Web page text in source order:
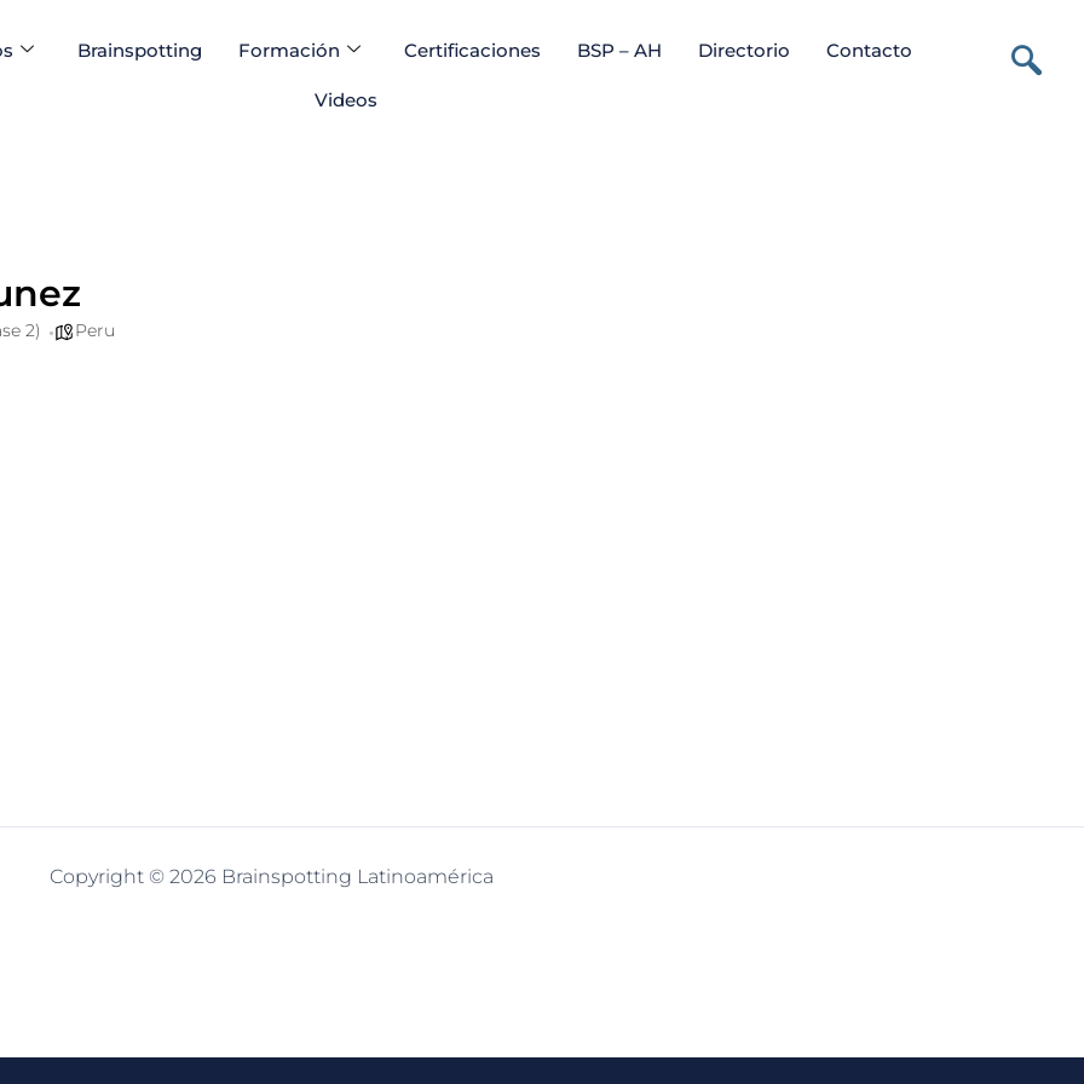
Brainspotting Formación Certificaciones BSP – AH Directorio Contacto
Videos
2) Peru
Copyright © 2026 Brainspotting Latinoamérica